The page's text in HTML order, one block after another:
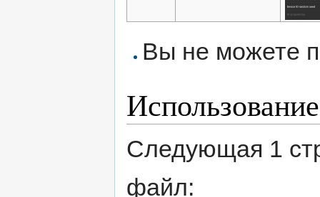
Вы не можете
Следующая 1
файл: